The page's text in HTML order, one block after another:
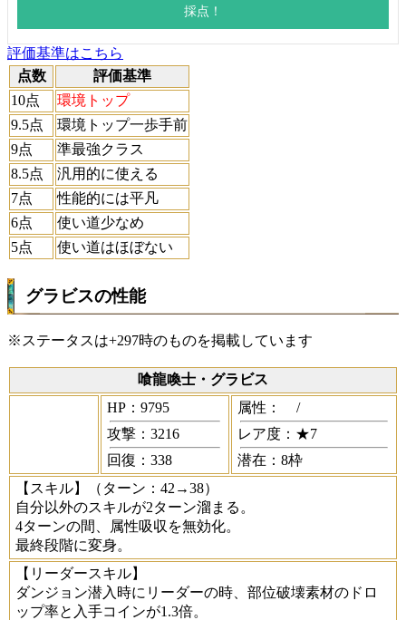
評価基準はこちら
点数
評価基準
10点
環境トップ
9.5点
環境トップ一歩手前
9点
準最強クラス
8.5点
汎用的に使える
7点
性能的には平凡
6点
使い道少なめ
5点
使い道はほぼない
グラビスの性能
※ステータスは+297時のものを掲載しています
喰龍喚士・グラビス
HP：9795
攻撃：3216
回復：338
属性：
/
レア度：★7
潜在：8枠
【スキル】
（ターン：42→38）
自分以外のスキルが2ターン溜まる。
4ターンの間、属性吸収を無効化。
最終段階に変身。
【リーダースキル】
ダンジョン潜入時にリーダーの時、部位破壊素材のドロ
ップ率と入手コインが1.3倍。